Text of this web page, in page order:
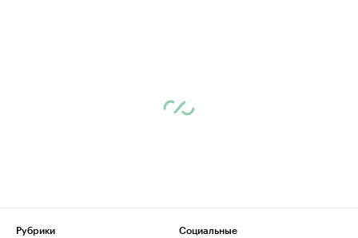
Рубрики
Социальные